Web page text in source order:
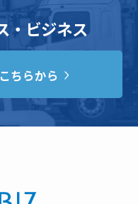
・ビジネス
ちらから